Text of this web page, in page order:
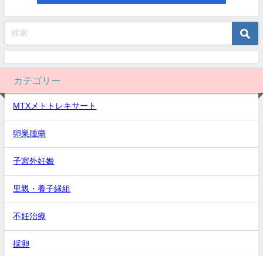
カテゴリー
MTXメトトレキサート
卵巣腫瘍
子宮外妊娠
里親・養子縁組
不妊治療
採卵